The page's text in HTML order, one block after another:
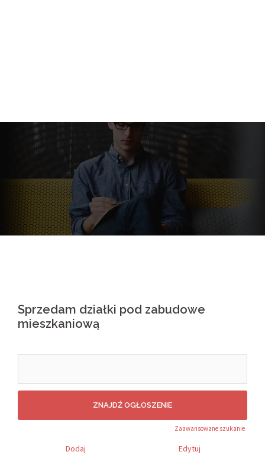
Sprzedam działki pod zabudowe
mieszkaniową
Zaawansowane szukanie
Dodaj
Edytuj